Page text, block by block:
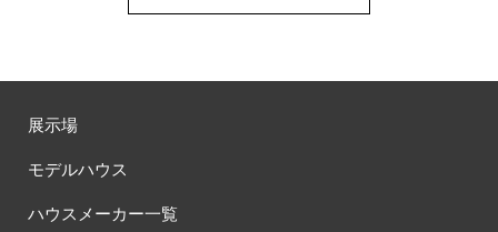
展示場
モデルハウス
ハウスメーカー一覧